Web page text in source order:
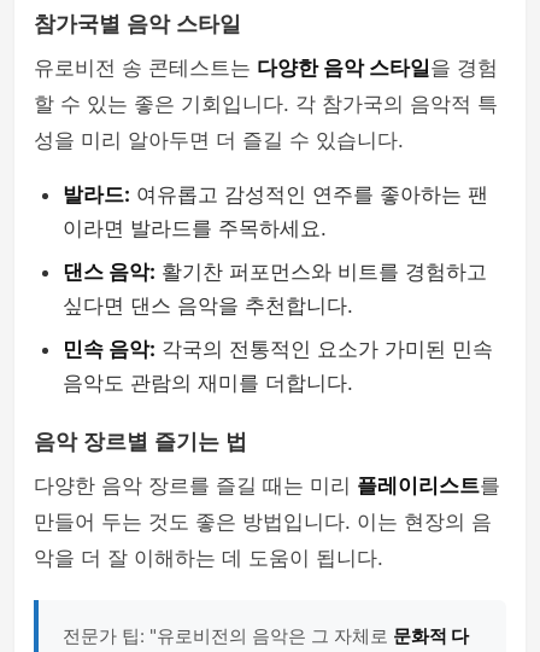
참가국별 음악 스타일
유로비전 송 콘테스트는 다양한 음악 스타일을 경험
할 수 있는 좋은 기회입니다. 각 참가국의 음악적 특
성을 미리 알아두면 더 즐길 수 있습니다.
발라드: 여유롭고 감성적인 연주를 좋아하는 팬
이라면 발라드를 주목하세요.
댄스 음악: 활기찬 퍼포먼스와 비트를 경험하고
싶다면 댄스 음악을 추천합니다.
민속 음악: 각국의 전통적인 요소가 가미된 민속
음악도 관람의 재미를 더합니다.
음악 장르별 즐기는 법
다양한 음악 장르를 즐길 때는 미리 플레이리스트를
만들어 두는 것도 좋은 방법입니다. 이는 현장의 음
악을 더 잘 이해하는 데 도움이 됩니다.
전문가 팁: "유로비전의 음악은 그 자체로 문화적 다